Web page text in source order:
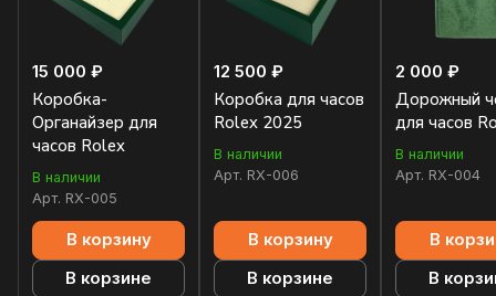
15 000 ₽
Коробка-
Органайзер для
часов Rolex
В наличии
Арт. RX-005
В корзину
В корзине
12 500 ₽
Коробка для часов
Rolex 2025
В наличии
Арт. RX-006
В корзину
В корзине
2 000 ₽
Дорожный
для часов
В наличии
Арт. RX-004
В
В